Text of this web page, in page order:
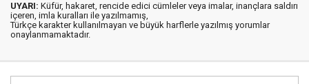
UYARI: Küfür, hakaret, rencide edici cümleler veya imalar, inançlara saldırı
içeren, imla kuralları ile yazılmamış,
Türkçe karakter kullanılmayan ve büyük harflerle yazılmış yorumlar
onaylanmamaktadır.